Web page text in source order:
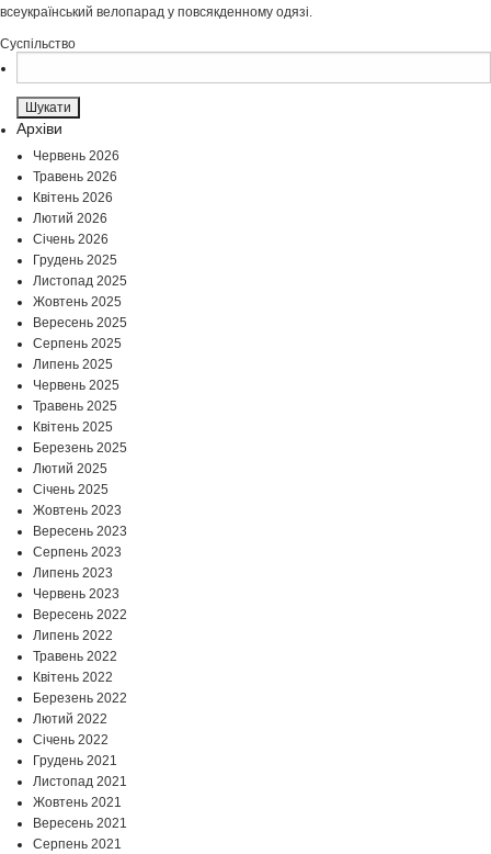
всеукраїнський велопарад у повсякденному одязі.
Суспільство
Архіви
Червень 2026
Травень 2026
Квітень 2026
Лютий 2026
Січень 2026
Грудень 2025
Листопад 2025
Жовтень 2025
Вересень 2025
Серпень 2025
Липень 2025
Червень 2025
Травень 2025
Квітень 2025
Березень 2025
Лютий 2025
Січень 2025
Жовтень 2023
Вересень 2023
Серпень 2023
Липень 2023
Червень 2023
Вересень 2022
Липень 2022
Травень 2022
Квітень 2022
Березень 2022
Лютий 2022
Січень 2022
Грудень 2021
Листопад 2021
Жовтень 2021
Вересень 2021
Серпень 2021